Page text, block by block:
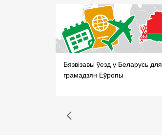
Бязвізавы ўезд у Беларусь для
грамадзян Еўропы